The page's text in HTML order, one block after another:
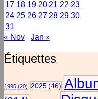
17 18 19 20 21 22 23
24 25 26 27 28 29 30
31
« Nov
Jan »
Étiquettes
1995 (20) 2025 (46)